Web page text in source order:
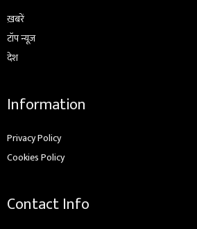
ख़बरें
टॉप न्यूज़
देश
Information
Privacy Policy
Cookies Policy
Contact Info